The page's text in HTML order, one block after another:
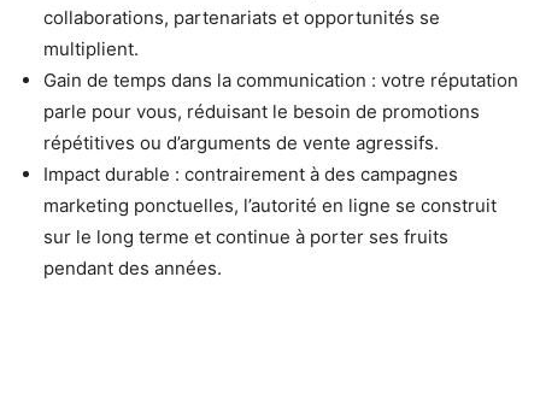
collaborations, partenariats et opportunités se
multiplient.
Gain de temps dans la communication : votre réputation
parle pour vous, réduisant le besoin de promotions
répétitives ou d’arguments de vente agressifs.
Impact durable : contrairement à des campagnes
marketing ponctuelles, l’autorité en ligne se construit
sur le long terme et continue à porter ses fruits
pendant des années.